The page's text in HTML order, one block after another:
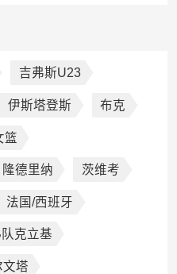
吉弗斯U23
伊斯塔登斯 布克
篮
隆德里纳 茨维考
法国/西班牙
克立基
文塔